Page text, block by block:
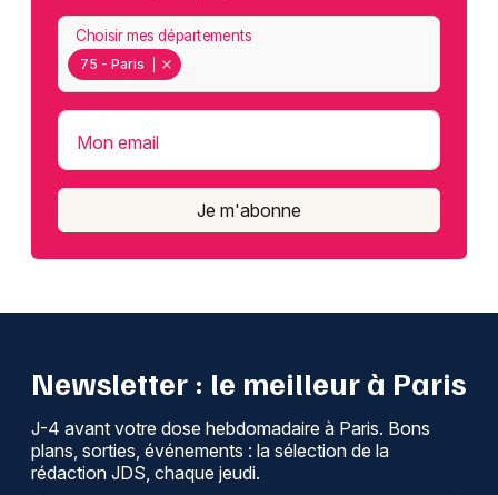
75 - Paris
Choisir mes départements
Mon email
Je m'abonne
Newsletter : le meilleur à Paris
J-4 avant votre dose hebdomadaire à Paris. Bons
plans, sorties, événements : la sélection de la
rédaction JDS, chaque jeudi.